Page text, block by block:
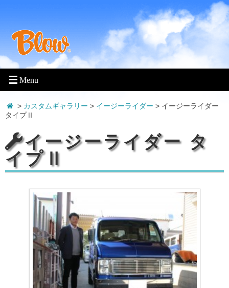
> カスタムギャラリー > イージーライダー > イージーライダー
タイプⅡ
イージーライダー タ
イプⅡ